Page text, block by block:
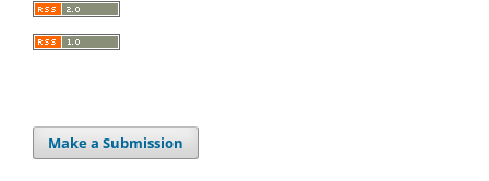
Make a Submission